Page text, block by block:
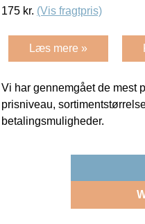
175 kr. (Vis fragtpris)
Læs mere »
Vi har gennemgået de mest
prisniveau,
betalingsmuligheder.